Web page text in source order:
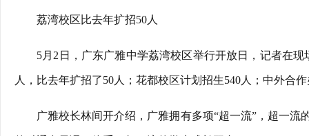
荔湾校区比去年扩招50人
5月2日，广东广雅中学荔湾校区举行开放日，记者在
人，比去年扩招了50人；花都校区计划招生540人；中外合
广雅校长林间开介绍，广雅拥有多项“超一流”，超一